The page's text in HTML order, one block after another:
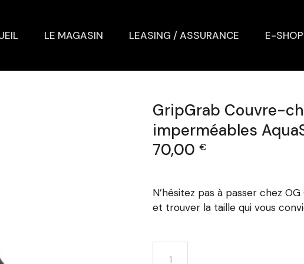
LE MAGASIN LEASING / ASSURANCE E-SHOP
GripGrab Couvre-
imperméables
70,00 €
N’hésitez pas à passer chez
et trouver la taille qui vous